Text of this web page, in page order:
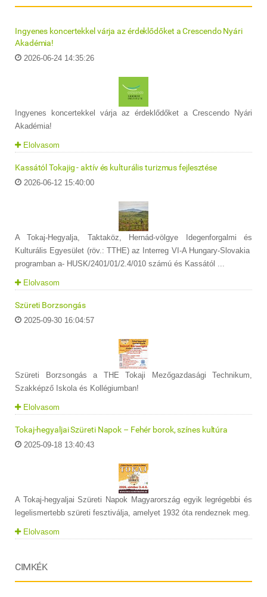
Ingyenes koncertekkel várja az érdeklődőket a Crescendo Nyári
Akadémia!
2026-06-24 14:35:26
Ingyenes koncertekkel várja az érdeklődőket a Crescendo Nyári
Akadémia!
Elolvasom
Kassától Tokajig - aktív és kulturális turizmus fejlesztése
2026-06-12 15:40:00
A Tokaj-Hegyalja, Taktaköz, Hernád-völgye Idegenforgalmi és
Kulturális Egyesület (röv.: TTHE) az Interreg VI-A Hungary-Slovakia
programban a- HUSK/2401/01/2.4/010 számú és Kassától ...
Elolvasom
Szüreti Borzsongás
2025-09-30 16:04:57
Szüreti Borzsongás a THE Tokaji Mezőgazdasági Technikum,
Szakképző Iskola és Kollégiumban!
Elolvasom
Tokaj-hegyaljai Szüreti Napok – Fehér borok, színes kultúra
2025-09-18 13:40:43
A Tokaj-hegyaljai Szüreti Napok Magyarország egyik legrégebbi és
legelismertebb szüreti fesztiválja, amelyet 1932 óta rendeznek meg.
Elolvasom
CIMKÉK